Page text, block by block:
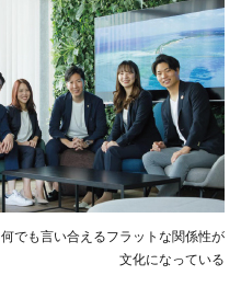
何でも言い合えるフラットな関係性が
文化になっている